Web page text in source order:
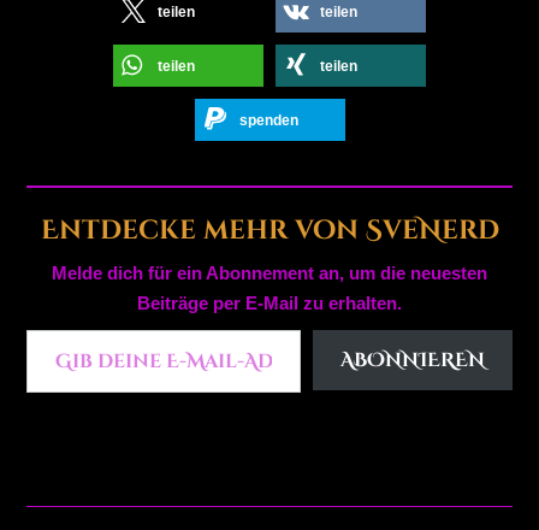
teilen teilen
teilen teilen
spenden
Entdecke mehr von SveNerd
Melde dich für ein Abonnement an, um die neuesten
Beiträge per E-Mail zu erhalten.
Gib deine E-Mail-Adresse ein ...
ABONNIEREN